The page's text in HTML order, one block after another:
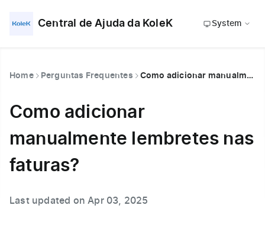
Central de Ajuda da KoleK System
Home Perguntas Frequentes Como adicionar manualmente lembretes nas faturas?
Como adicionar
manualmente lembretes nas
faturas?
Last updated on Apr 03, 2025